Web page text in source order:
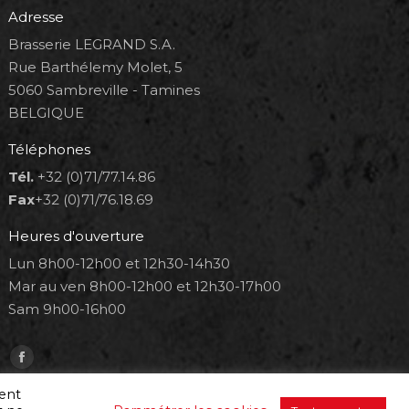
Adresse
Brasserie LEGRAND S.A.
Rue Barthélemy Molet, 5
5060 Sambreville - Tamines
BELGIQUE
Téléphones
Tél. +32 (0)71/77.14.86
Fax+32 (0)71/76.18.69
Heures d'ouverture
Lun 8h00-12h00 et 12h30-14h30
Mar au ven 8h00-12h00 et 12h30-17h00
Sam 9h00-16h00
Trouvez nous sur :
Facebook
page